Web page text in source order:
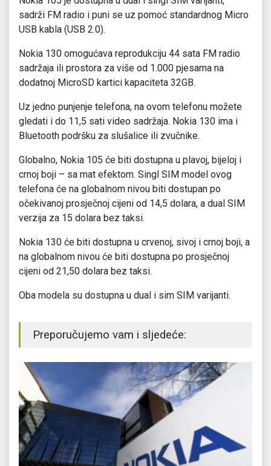
sadrži FM radio i puni se uz pomoć standardnog Micro
USB kabla (USB 2.0).
Nokia 130 omogućava reprodukciju 44 sata FM radio
sadržaja ili prostora za više od 1.000 pjesama na
dodatnoj MicroSD kartici kapaciteta 32GB.
Uz jedno punjenje telefona, na ovom telefonu možete
gledati i do 11,5 sati video sadržaja. Nokia 130 ima i
Bluetooth podršku za slušalice ili zvučnike.
Globalno, Nokia 105 će biti dostupna u plavoj, bijeloj i
crnoj boji – sa mat efektom. Singl SIM model ovog
telefona će na globalnom nivou biti dostupan po
očekivanoj prosječnoj cijeni od 14,5 dolara, a dual SIM
verzija za 15 dolara bez taksi.
Nokia 130 će biti dostupna u crvenoj, sivoj i crnoj boji, a
na globalnom nivou će biti dostupna po prosječnoj
cijeni od 21,50 dolara bez taksi.
Oba modela su dostupna u dual i sim SIM varijanti.
Preporučujemo vam i sljedeće: